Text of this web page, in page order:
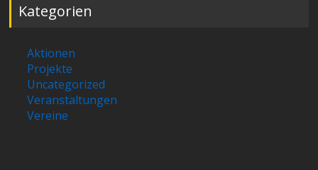
Kategorien
Aktionen
Projekte
Uncategorized
Veranstaltungen
Vereine